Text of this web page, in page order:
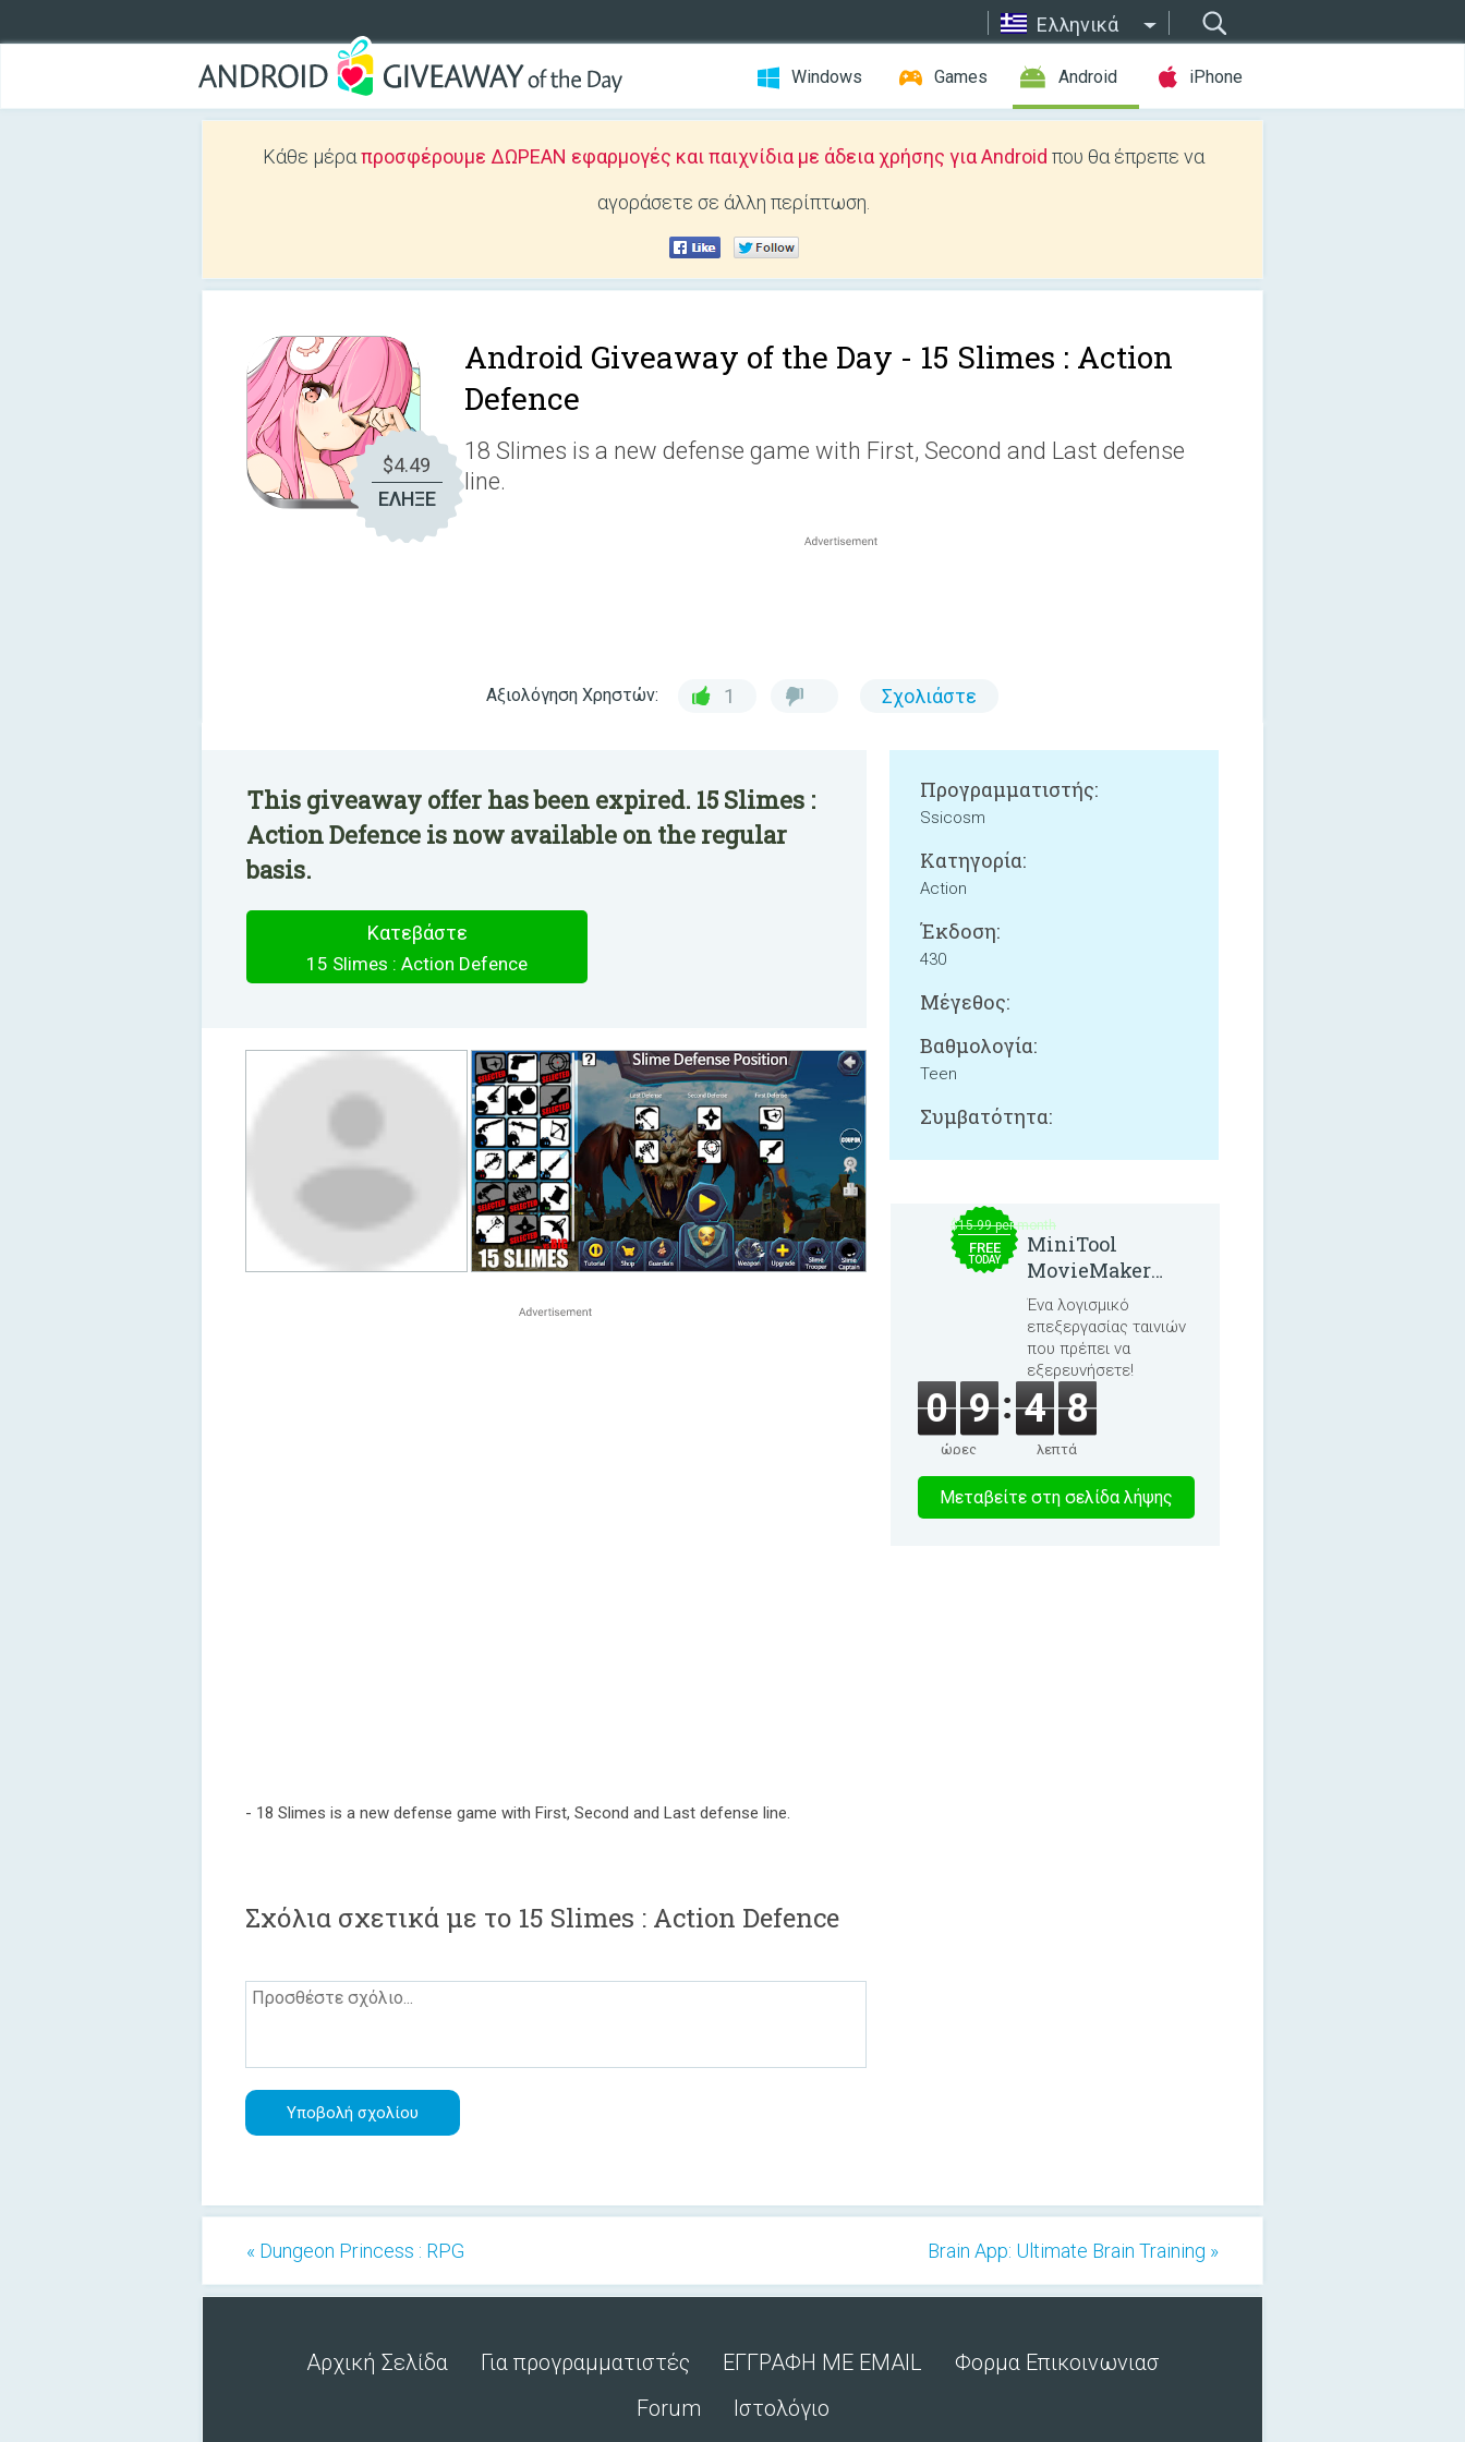
Ελληνικά
Windows Games Android iPhone
Κάθε μέραπροσφέρουμε ΔΩΡΕΑΝ εφαρμογές και παιχνίδια με άδεια χρήσης για Android που θα έπρεπε να
αγοράσετε σε άλλη περίπτωση.
$4.49
ΕΛΗΞΕ
Android Giveaway of the Day - 15 Slimes : Action
Defence
18 Slimes is a new defense game with First, Second and Last defense
line.
Αξιολόγηση Χρηστών: 1 Σχολιάστε
This giveaway offer has been expired. 15 Slimes :
Action Defence is now available on the regular
basis.
Κατεβάστε
15 Slimes : Action Defence
- 18 Slimes is a new defense game with First, Second and Last defense line.
Προγραμματιστής:
Ssicosm
Κατηγορία:
Action
Έκδοση:
430
Μέγεθος:
Βαθμολογία:
Teen
Συμβατότητα:
Σχόλια σχετικά με το 15 Slimes : Action Defence
$15.99 per month
FREE
TODAY
MiniTool
MovieMaker
8.8.0
Ένα λογισμικό
επεξεργασίας ταινιών
που πρέπει να
εξερευνήσετε!
0 9
ώρες
4 8
λεπτά
4 1
Μεταβείτε στη σελίδα λήψης
« Dungeon Princess : RPG Brain App: Ultimate Brain Training »
Αρχική Σελίδα Για προγραμματιστές ΕΓΓΡΑΦΗ ΜΕ EMAIL
Φορμα Επικοινωνιασ
Forum
Ιστολόγιο